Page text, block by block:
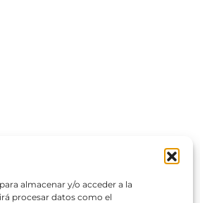
almacenar y/o acceder a la
procesar datos como el